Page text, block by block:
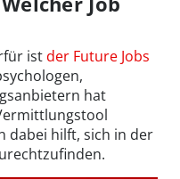
istder Future Jobs
hat
dabei hilft, sich in der